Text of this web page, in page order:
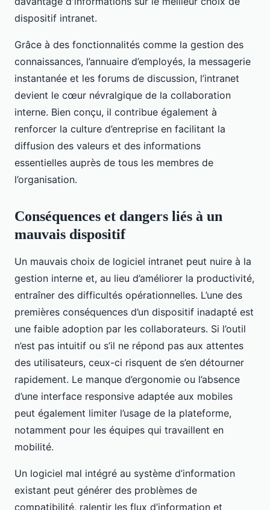
dispositif intranet.
Grâce à des fonctionnalités comme la gestion des
connaissances, l’annuaire d’employés, la messagerie
instantanée et les forums de discussion, l’intranet
devient le cœur névralgique de la collaboration
interne. Bien conçu, il contribue également à
renforcer la culture d’entreprise en facilitant la
diffusion des valeurs et des informations
essentielles auprès de tous les membres de
l’organisation.
Conséquences et dangers liés à un
mauvais dispositif
Un mauvais choix de logiciel intranet peut nuire à la
gestion interne et, au lieu d’améliorer la productivité,
entraîner des difficultés opérationnelles. L’une des
premières conséquences d’un dispositif inadapté est
une faible adoption par les collaborateurs. Si l’outil
n’est pas intuitif ou s’il ne répond pas aux attentes
des utilisateurs, ceux-ci risquent de s’en détourner
rapidement. Le manque d’ergonomie ou l’absence
d’une interface responsive adaptée aux mobiles
peut également limiter l’usage de la plateforme,
notamment pour les équipes qui travaillent en
mobilité.
Un logiciel mal intégré au système d’information
existant peut générer des problèmes de
compatibilité, ralentir les flux d’information et